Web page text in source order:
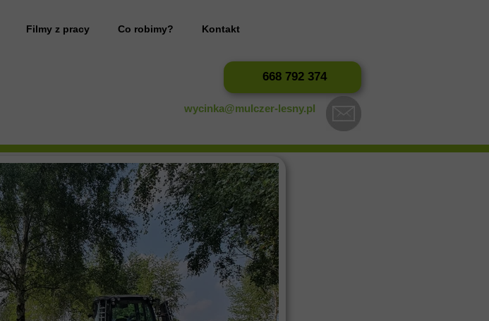
668 792 374
Filmy z pracy Co robimy? Kontakt
wycinka@mulczer-lesny.pl